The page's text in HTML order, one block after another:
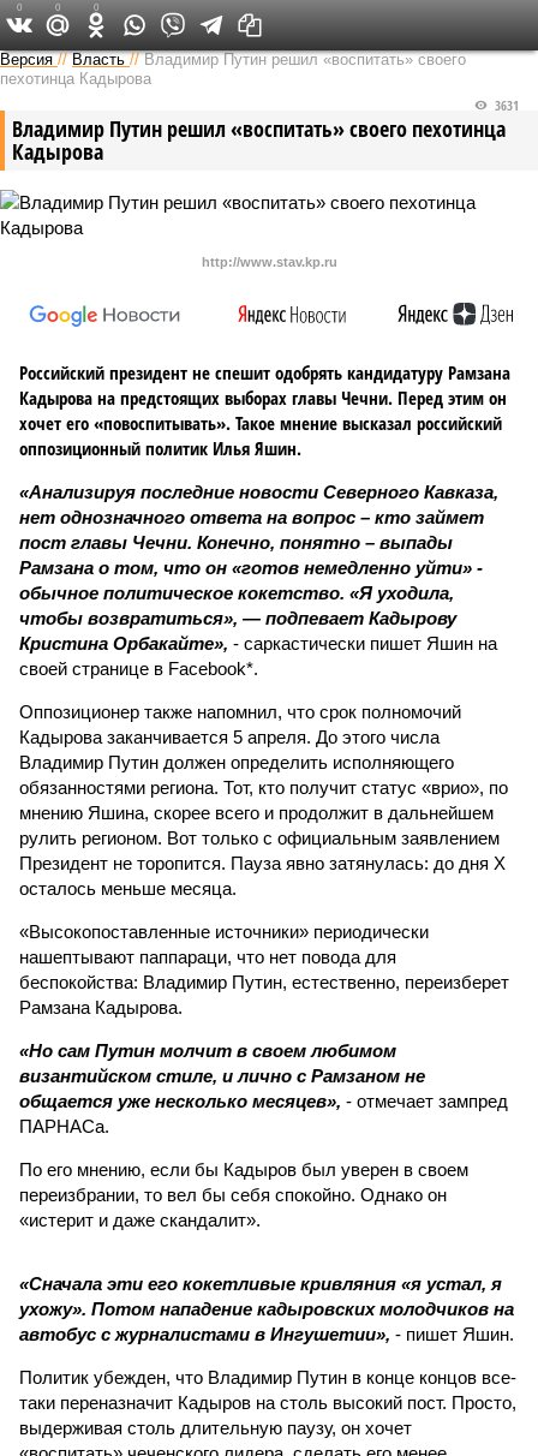
Версия на Кавказе
Версия //Власть //Владимир Путин решил «воспитать» своего
пехотинца Кадырова
Владимир Путин решил «воспитать» своего пехотинца
Кадырова
3631
http://www.stav.kp.ru
Российский президент не спешит одобрять кандидатуру Рамзана
Кадырова на предстоящих выборах главы Чечни. Перед этим он
хочет его «повоспитывать». Такое мнение высказал российский
оппозиционный политик Илья Яшин.
«Анализируя последние новости Северного Кавказа,
нет однозначного ответа на вопрос – кто займет
пост главы Чечни. Конечно, понятно – выпады
Рамзана о том, что он «готов немедленно уйти» -
обычное политическое кокетство. «Я уходила,
чтобы возвратиться», — подпевает Кадырову
Кристина Орбакайте», - саркастически пишет Яшин на
своей странице в Facebook*.
Оппозиционер также напомнил, что срок полномочий
Кадырова заканчивается 5 апреля. До этого числа
Владимир Путин должен определить исполняющего
обязанностями региона. Тот, кто получит статус «врио», по
мнению Яшина, скорее всего и продолжит в дальнейшем
рулить регионом. Вот только с официальным заявлением
Президент не торопится. Пауза явно затянулась: до дня Х
осталось меньше месяца.
«Высокопоставленные источники» периодически
нашептывают паппараци, что нет повода для
беспокойства: Владимир Путин, естественно, переизберет
Рамзана Кадырова.
«Но сам Путин молчит в своем любимом
византийском стиле, и лично с Рамзаном не
общается уже несколько месяцев», - отмечает зампред
ПАРНАСа.
По его мнению, если бы Кадыров был уверен в своем
переизбрании, то вел бы себя спокойно. Однако он
«истерит и даже скандалит».
«Сначала эти его кокетливые кривляния «я устал, я
ухожу». Потом нападение кадыровских молодчиков на
автобус с журналистами в Ингушетии», - пишет Яшин.
Политик убежден, что Владимир Путин в конце концов все-
таки переназначит Кадыров на столь высокий пост. Просто,
выдерживая столь длительную паузу, он хочет
0 0 0